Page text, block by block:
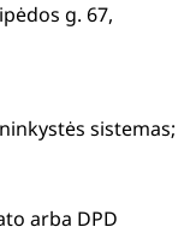
g. 67,
sistemas;
arba DPD